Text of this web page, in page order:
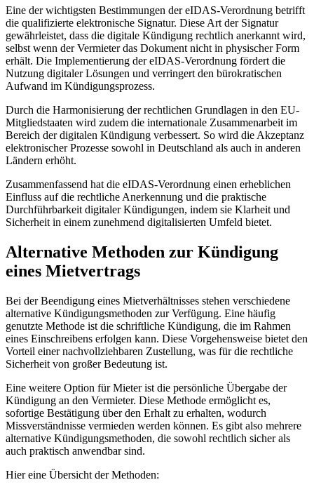
Eine der wichtigsten Bestimmungen der eIDAS-Verordnung betrifft
die qualifizierte elektronische Signatur. Diese Art der Signatur
gewährleistet, dass die digitale Kündigung rechtlich anerkannt wird,
selbst wenn der Vermieter das Dokument nicht in physischer Form
erhält. Die Implementierung der eIDAS-Verordnung fördert die
Nutzung digitaler Lösungen und verringert den bürokratischen
Aufwand im Kündigungsprozess.
Durch die Harmonisierung der rechtlichen Grundlagen in den EU-
Mitgliedstaaten wird zudem die internationale Zusammenarbeit im
Bereich der digitalen Kündigung verbessert. So wird die Akzeptanz
elektronischer Prozesse sowohl in Deutschland als auch in anderen
Ländern erhöht.
Zusammenfassend hat die eIDAS-Verordnung einen erheblichen
Einfluss auf die rechtliche Anerkennung und die praktische
Durchführbarkeit digitaler Kündigungen, indem sie Klarheit und
Sicherheit in einem zunehmend digitalisierten Umfeld bietet.
Alternative Methoden zur Kündigung
eines Mietvertrags
Bei der Beendigung eines Mietverhältnisses stehen verschiedene
alternative Kündigungsmethoden zur Verfügung. Eine häufig
genutzte Methode ist die schriftliche Kündigung, die im Rahmen
eines Einschreibens erfolgen kann. Diese Vorgehensweise bietet den
Vorteil einer nachvollziehbaren Zustellung, was für die rechtliche
Sicherheit von großer Bedeutung ist.
Eine weitere Option für Mieter ist die persönliche Übergabe der
Kündigung an den Vermieter. Diese Methode ermöglicht es,
sofortige Bestätigung über den Erhalt zu erhalten, wodurch
Missverständnisse vermieden werden können. Es gibt also mehrere
alternative Kündigungsmethoden, die sowohl rechtlich sicher als
auch praktisch anwendbar sind.
Hier eine Übersicht der Methoden: